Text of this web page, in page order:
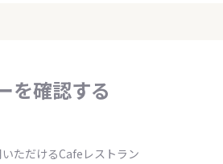
を確認する
ただけるCafeレストラン